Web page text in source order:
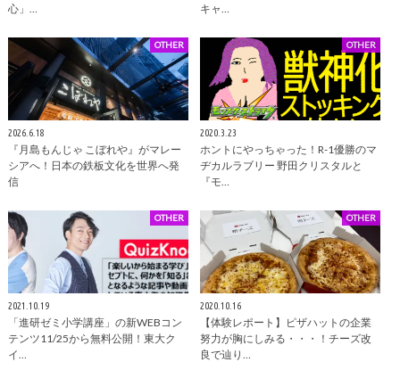
心」…
キャ…
OTHER
2026.6.18
『月島もんじゃ こぼれや』がマレー
シアへ！日本の鉄板文化を世界へ発
信
OTHER
2020.3.23
ホントにやっちゃった！R-1優勝のマ
ヂカルラブリー 野田クリスタルと
『モ…
OTHER
2021.10.19
「進研ゼミ小学講座」の新WEBコン
テンツ11/25から無料公開！東大ク
イ…
OTHER
2020.10.16
【体験レポート】ピザハットの企業
努力が胸にしみる・・・！チーズ改
良で辿り…